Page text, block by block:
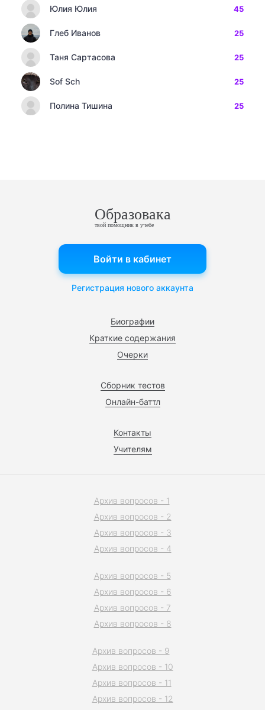
Юлия Юлия 45
Глеб Иванов 25
Таня Сартасова 25
Sof Sch 25
Полина Тишина 25
Образовака
твой помощник в учебе
Биографии
Краткие содержания
Очерки
Сборник тестов
Онлайн-баттл
Контакты
Учителям
Войти в кабинет
Регистрация нового аккаунта
Архив вопросов - 1
Архив вопросов - 2
Архив вопросов - 3
Архив вопросов - 4
Архив вопросов - 5
Архив вопросов - 6
Архив вопросов - 7
Архив вопросов - 8
Архив вопросов - 9
Архив вопросов - 10
Архив вопросов - 11
Архив вопросов - 12